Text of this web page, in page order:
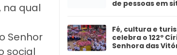
na qual
Senhor
social
de pessoas em
Fé, cultura e
celebra o 122º
Senhora das